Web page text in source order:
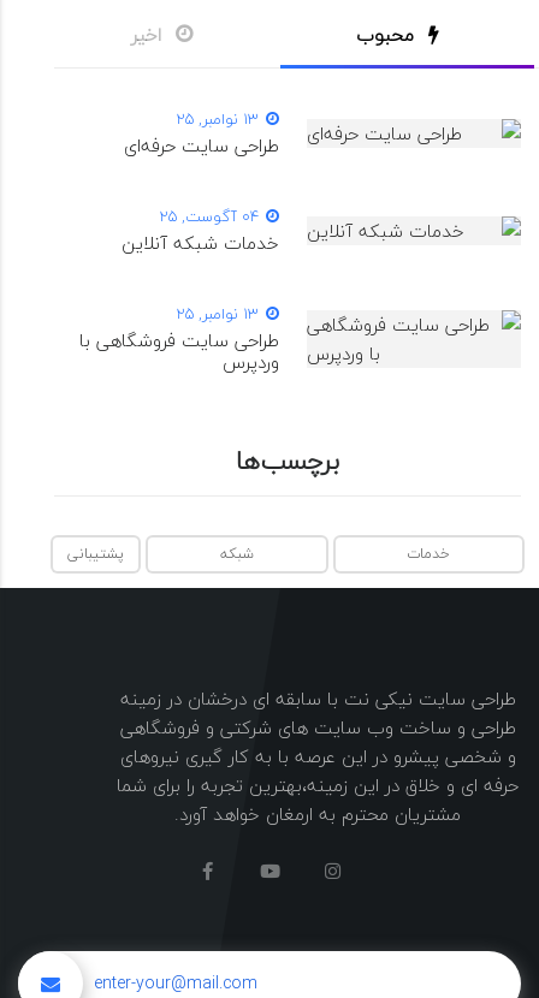
محبوب اخیر
13 نوامبر, 25
طراحی سایت حرفه‌ای
04 آگوست, 25
خدمات شبکه آنلاین
13 نوامبر, 25
طراحی سایت فروشگاهی با
وردپرس
برچسب‌ها
خدمات شبکه پشتیبانی
طراحی سایت نیکی نت با سابقه ای درخشان در زمینه
طراحی و ساخت وب سایت های شرکتی و فروشگاهی
و شخصی پیشرو در این عرصه با به کار گیری نیروهای
حرفه ای و خلاق در این زمینه،بهترین تجربه را برای شما
مشتریان محترم به ارمغان خواهد آورد.